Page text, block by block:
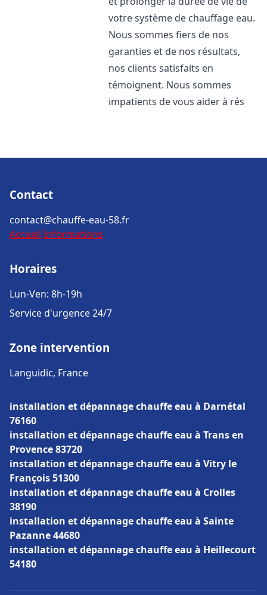
votre système de chauffage eau.
Nous sommes fiers de nos
garanties et de nos résultats,
nos clients satisfaits en
témoignent. Nous sommes
impatients de vous aider à rés
Contact
contact@chauffe-eau-58.fr
Accueil Informations
Horaires
Lun-Ven: 8h-19h
Service d'urgence 24/7
Zone intervention
Languidic, France
installation et dépannage chauffe eau à Darnétal
76160
installation et dépannage chauffe eau à Trans en
Provence 83720
installation et dépannage chauffe eau à Vitry le
François 51300
installation et dépannage chauffe eau à Crolles
38190
installation et dépannage chauffe eau à Sainte
Pazanne 44680
installation et dépannage chauffe eau à Heillecourt
54180